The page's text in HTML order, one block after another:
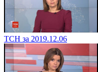
ТСН за 2019.12.06